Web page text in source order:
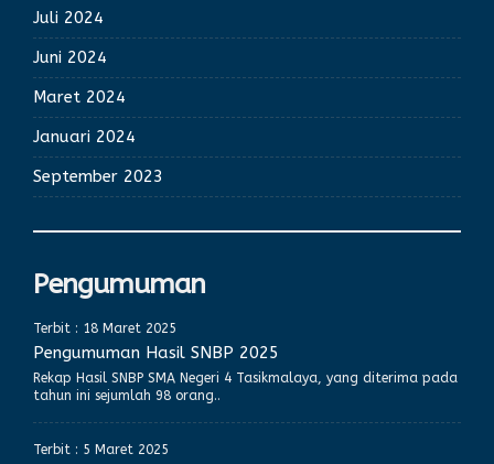
Juli 2024
Juni 2024
Maret 2024
Januari 2024
September 2023
Pengumuman
Terbit : 18 Maret 2025
Pengumuman Hasil SNBP 2025
Rekap Hasil SNBP SMA Negeri 4 Tasikmalaya, yang diterima pada
tahun ini sejumlah 98 orang..
Terbit : 5 Maret 2025